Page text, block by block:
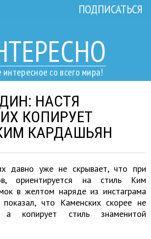
интересное со всего мира!
ПОДПИСАТЬСЯ
НАСТЯ
КОПИРУЕТ
КАРДАШЬЯН
давно уже не скрывает, что при
ориентируется на стиль Ким
в желтом наряде из инстаграма
показал, что Каменских скорее не
а копирует стиль знаменитой